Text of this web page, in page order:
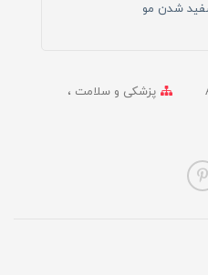
شدن مو
پزشکی و سلامت